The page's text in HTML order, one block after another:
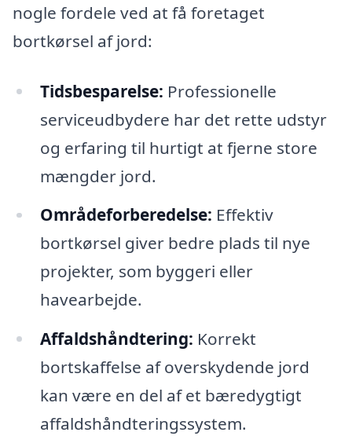
nogle fordele ved at få foretaget
bortkørsel af jord:
Tidsbesparelse: Professionelle
serviceudbydere har det rette udstyr
og erfaring til hurtigt at fjerne store
mængder jord.
Områdeforberedelse: Effektiv
bortkørsel giver bedre plads til nye
projekter, som byggeri eller
havearbejde.
Affaldshåndtering: Korrekt
bortskaffelse af overskydende jord
kan være en del af et bæredygtigt
affaldshåndteringssystem.